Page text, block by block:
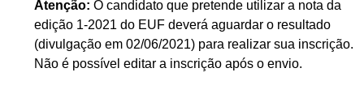
Atenção: O candidato que pretende utilizar a nota da
edição 1-2021 do EUF deverá aguardar o resultado
(divulgação em 02/06/2021) para realizar sua inscrição.
Não é possível editar a inscrição após o envio.